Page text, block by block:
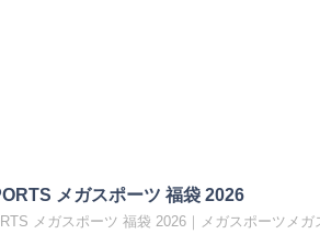
メガスポーツ 福袋 2026
メガスポーツ 福袋 2026｜メガスポーツメ